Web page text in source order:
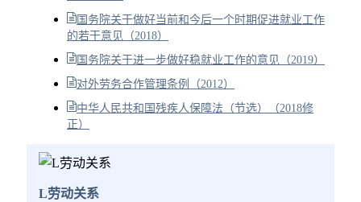
国务院关于做好当前和今后一个时期促进就业工作
的若干意见（2018）
国务院关于进一步做好稳就业工作的意见（2019）
对外劳务合作管理条例（2012）
中华人民共和国残疾人保障法（节选）（2018修
正）
L劳动关系